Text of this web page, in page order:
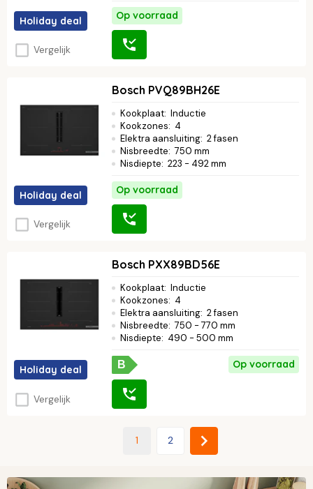
Holiday deal
Vergelijk
Op voorraad
Holiday deal
Vergelijk
Bosch PVQ89BH26E
Kookplaat: Inductie
Kookzones: 4
Elektra aansluiting: 2 fasen
Nisbreedte: 750 mm
Nisdiepte: 223 - 492 mm
Op voorraad
Holiday deal
Vergelijk
Bosch PXX89BD56E
Kookplaat: Inductie
Kookzones: 4
Elektra aansluiting: 2 fasen
Nisbreedte: 750 - 770 mm
Nisdiepte: 490 - 500 mm
B Op voorraad
1 2